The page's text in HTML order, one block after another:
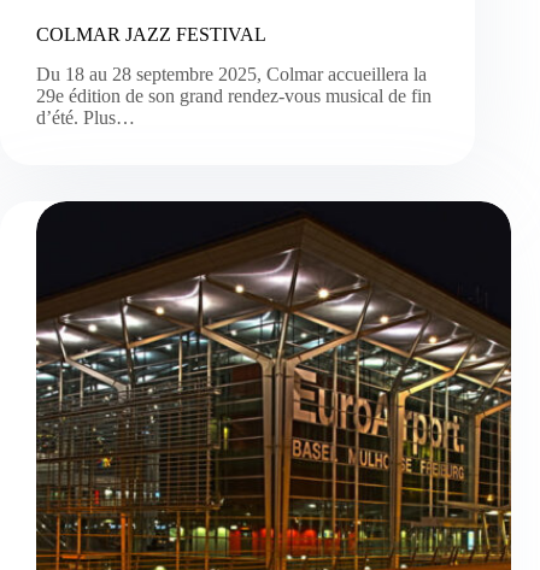
COLMAR JAZZ FESTIVAL
Du 18 au 28 septembre 2025, Colmar accueillera la
29e édition de son grand rendez-vous musical de fin
d’été. Plus…